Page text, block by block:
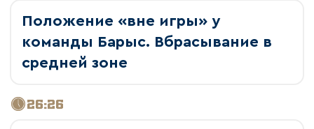
Положение «вне игры» у
команды Барыс. Вбрасывание в
средней зоне
26:26